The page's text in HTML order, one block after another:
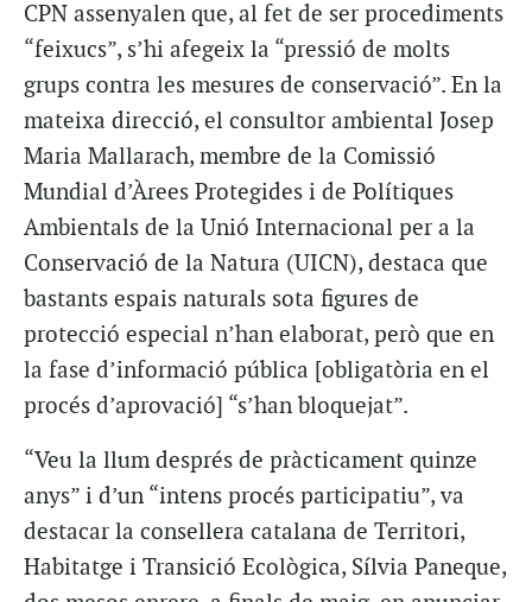
CPN assenyalen que, al fet de ser procediments
“feixucs”, s’hi afegeix la “pressió de molts
grups contra les mesures de conservació”. En la
mateixa direcció, el consultor ambiental Josep
Maria Mallarach, membre de la Comissió
Mundial d’Àrees Protegides i de Polítiques
Ambientals de la Unió Internacional per a la
Conservació de la Natura (UICN), destaca que
bastants espais naturals sota figures de
protecció especial n’han elaborat, però que en
la fase d’informació pública [obligatòria en el
procés d’aprovació] “s’han bloquejat”.
“Veu la llum després de pràcticament quinze
anys” i d’un “intens procés participatiu”, va
destacar la consellera catalana de Territori,
Habitatge i Transició Ecològica, Sílvia Paneque,